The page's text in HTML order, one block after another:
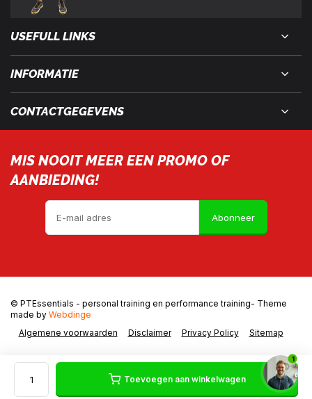
Toevoegen aan winkelwagen
USEFULL LINKS
INFORMATIE
CONTACTGEGEVENS
MIS NOOIT MEER EEN PROMO OF
AANBIEDING!
Abonneer
Algemene voorwaarden Disclaimer Privacy Policy Sitemap
© PTEssentials - personal training en performance training- Theme
made by Webdinge
1